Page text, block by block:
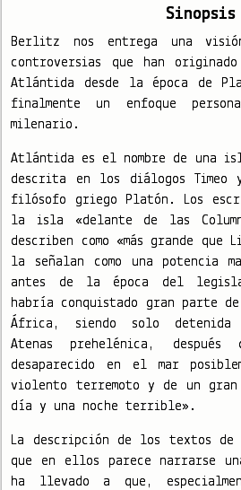
Sinopsis
Berlitz nos entrega una
controversias que han
Atlántida desde la época de
finalmente un enfoque
milenario.
Atlántida es el nombre de una
descrita en los diálogos
filósofo griego Platón. Los
la isla «delante de las
describen como «más grande
la señalan como una potencia
antes de la época del
habría conquistado gran parte
África, siendo solo
Atenas prehelénica,
desaparecido en el mar
violento terremoto y de un
día y una noche terrible».
La descripción de los textos
que en ellos parece narrarse
ha llevado a que,